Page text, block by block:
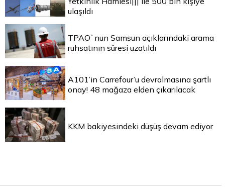
ulaşıldı
TPAO`nun Samsun açıklarındaki arama
ruhsatının süresi uzatıldı
A101’in Carrefour’u devralmasına şartlı
onay! 48 mağaza elden çıkarılacak
KKM bakiyesindeki düşüş devam ediyor